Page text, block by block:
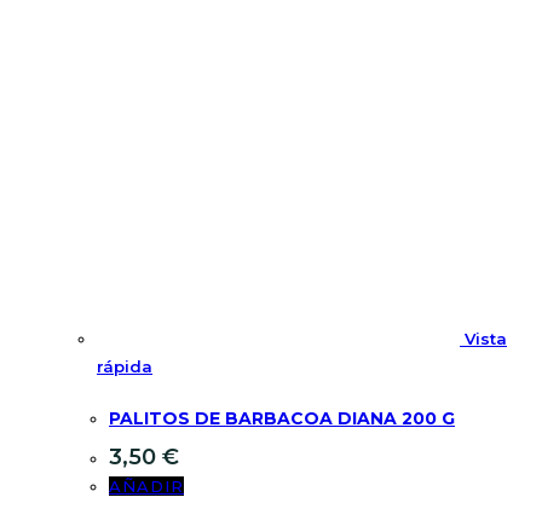
Vista
rápida
PALITOS DE BARBACOA DIANA 200 G
3,50 €
AÑADIR